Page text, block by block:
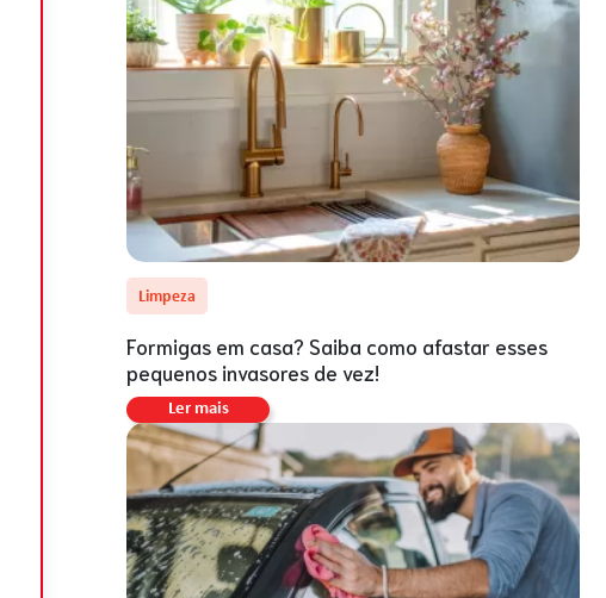
Limpeza
Formigas em casa? Saiba como afastar esses
pequenos invasores de vez!
Ler mais